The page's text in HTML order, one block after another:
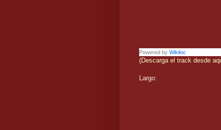
Powered by Wikiloc
(Descarga el track desde
Largo: